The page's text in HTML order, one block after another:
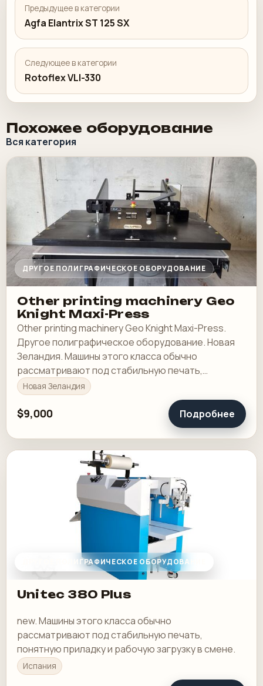
Предыдущее в категории
Agfa Elantrix ST 125 SX
Следующее в категории
Rotoflex VLI-330
Похожее оборудование
Вся категория
ДРУГОЕ ПОЛИГРАФИЧЕСКОЕ ОБОРУДОВАНИЕ
Other printing machinery Geo
Knight Maxi-Press
Other printing machinery Geo Knight Maxi-Press.
Другое полиграфическое оборудование. Новая
Зеландия. Машины этого класса обычно
рассматривают под стабильную печать,
понятную приладку и рабочую загрузку в смене.
Новая Зеландия
$9,000 Подробнее
ДРУГОЕ ПОЛИГРАФИЧЕСКОЕ ОБОРУДОВАНИЕ
Unitec 380 Plus
new. Машины этого класса обычно
рассматривают под стабильную печать,
понятную приладку и рабочую загрузку в смене.
Испания